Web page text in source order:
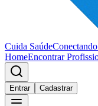
Cuida Saúde
HomeEncontrar
Entrar Cadastrar